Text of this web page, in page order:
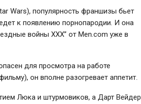
Wars), популярность франшизы бьет
к появлению порнопародии. И она
войны XXX” от Men.com уже в
для просмотра на работе
он вполне разогревает аппетит.
Люка и штурмовиков, а Дарт Вейдер